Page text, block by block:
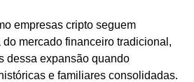
empresas cripto seguem
mercado financeiro tradicional,
dessa expansão quando
e familiares consolidadas.